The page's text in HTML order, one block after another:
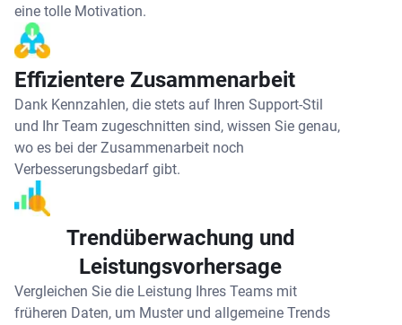
eine tolle Motivation.
Effizientere Zusammenarbeit
Dank Kennzahlen, die stets auf Ihren Support-Stil
und Ihr Team zugeschnitten sind, wissen Sie genau,
wo es bei der Zusammenarbeit noch
Verbesserungsbedarf gibt.
Trendüberwachung und
Leistungsvorhersage
Vergleichen Sie die Leistung Ihres Teams mit
früheren Daten, um Muster und allgemeine Trends